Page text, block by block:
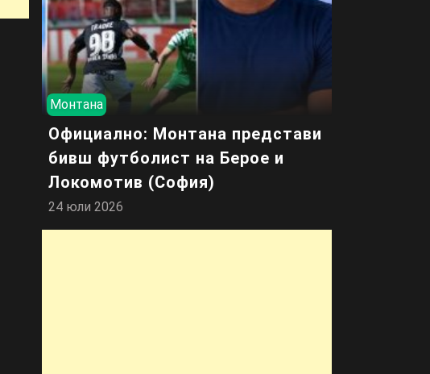
Монтана
Официално: Монтана представи
бивш футболист на Берое и
Локомотив (София)
24 юли 2026